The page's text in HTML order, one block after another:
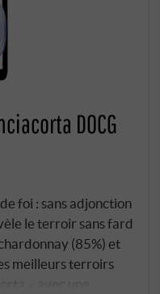
DOCG
foi : sans adjonction
le terroir sans fard
(85%) et
meilleurs terroirs
– avec une